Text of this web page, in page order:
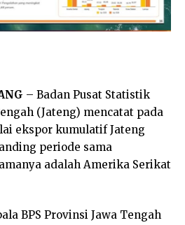
– Badan Pusat Statistik
(Jateng) mencatat pada
ekspor kumulatif Jateng
periode sama
adalah Amerika Serikat
BPS Provinsi Jawa Tengah